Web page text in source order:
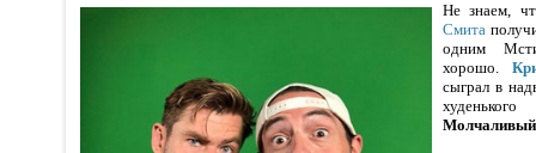
Не знаем,
Смита
одним
хорошо.
сыграл в
Молчаливый